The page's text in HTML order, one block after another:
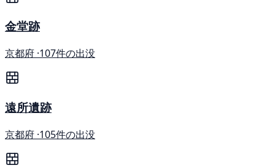
金堂跡
京都府 ·107件の出没
遠所遺跡
京都府 ·105件の出没